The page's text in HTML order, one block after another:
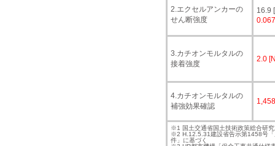
2.エクセルアンカーの
せん断強度
16.9
3.カチオンモルタルの
接着強度
2.0
4.カチオンモルタルの
補強効果確認
※1 国土交通省国土技術政策総合研
※2 H.12.5.31建設省告示第1458号「
件」に基づく